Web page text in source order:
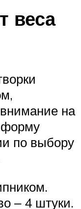
веса
на
форму
по выбору
‒ 4 штуки.